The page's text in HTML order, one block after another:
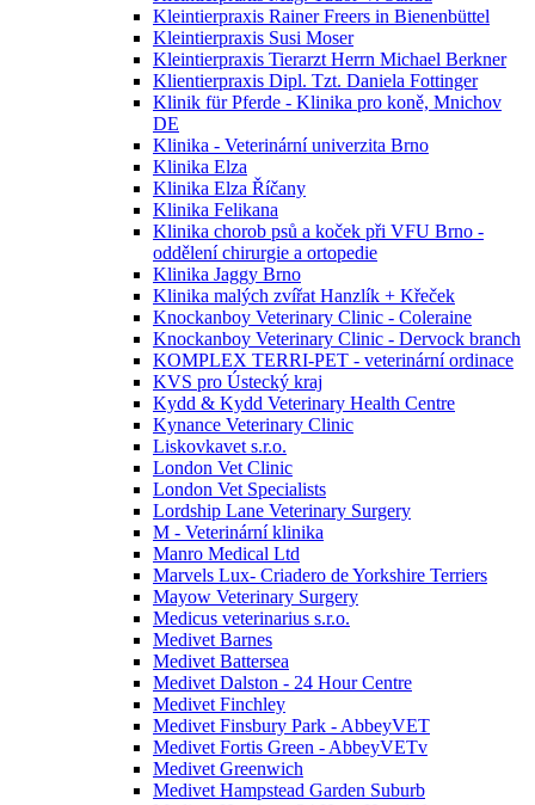
Kleintierpraxis Rainer Freers in Bienenbüttel
Kleintierpraxis Susi Moser
Kleintierpraxis Tierarzt Herrn Michael Berkner
Klientierpraxis Dipl. Tzt. Daniela Fottinger
Klinik für Pferde - Klinika pro koně, Mnichov
DE
Klinika - Veterinární univerzita Brno
Klinika Elza
Klinika Elza Říčany
Klinika Felikana
Klinika chorob psů a koček při VFU Brno -
oddělení chirurgie a ortopedie
Klinika Jaggy Brno
Klinika malých zvířat Hanzlík + Křeček
Knockanboy Veterinary Clinic - Coleraine
Knockanboy Veterinary Clinic - Dervock branch
KOMPLEX TERRI-PET - veterinární ordinace
KVS pro Ústecký kraj
Kydd & Kydd Veterinary Health Centre
Kynance Veterinary Clinic
Liskovkavet s.r.o.
London Vet Clinic
London Vet Specialists
Lordship Lane Veterinary Surgery
M - Veterinární klinika
Manro Medical Ltd
Marvels Lux- Criadero de Yorkshire Terriers
Mayow Veterinary Surgery
Medicus veterinarius s.r.o.
Medivet Barnes
Medivet Battersea
Medivet Dalston - 24 Hour Centre
Medivet Finchley
Medivet Finsbury Park - AbbeyVET
Medivet Fortis Green - AbbeyVETv
Medivet Greenwich
Medivet Hampstead Garden Suburb